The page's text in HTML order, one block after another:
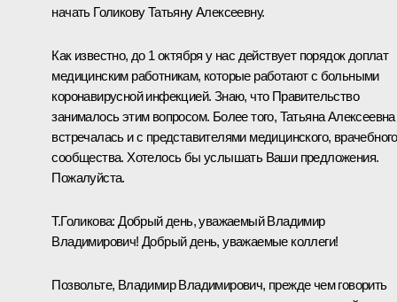
начать Голикову Татьяну Алексеевну.
Как известно, до 1 октября у нас действует порядок доплат
медицинским работникам, которые работают с больными
коронавирусной инфекцией. Знаю, что Правительство
занималось этим вопросом. Более того, Татьяна Алексеевна
встречалась и с представителями медицинского, врачебного
сообщества. Хотелось бы услышать Ваши предложения.
Пожалуйста.
Т.Голикова: Добрый день, уважаемый Владимир
Владимирович! Добрый день, уважаемые коллеги!
Позвольте, Владимир Владимирович, прежде чем говорить